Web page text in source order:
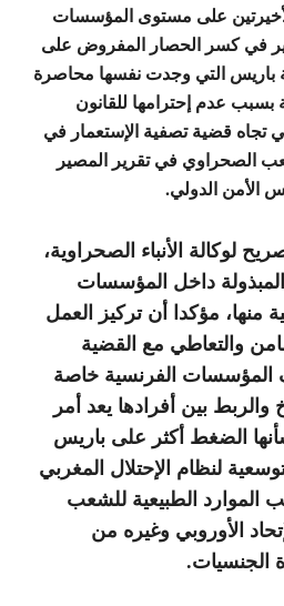
على مستوى المؤسسات
في كسر الحصار المفروض على
التي وجدت نفسها محاصرة
عدم إحترامها للقانون
تجاه قضية تصفية الإستعمار في
الصحراوي في تقرير المصير
الأمن الدولي.
لوكالة الأنباء الصحراوية،
داخل المؤسسات
منها، مؤكدا أن تركيز العمل
والتعاطي مع القضية
المؤسسات الفرنسية خاصة
بين أفرادها يعد أمر
الضغط أكثر على باريس
لنظام الإحتلال المغربي
الموارد الطبيعية للشعب
الأوروبي وغيره من
الجنسيات.